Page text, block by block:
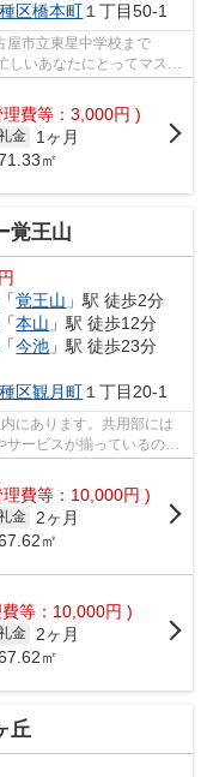
区橋本町１丁目50-1
屋市立東星中学校まで
しいあなたにとってマスト
理費等：3,000円 )
金
1ヶ月
㎡
覚王山
「覚王山 」駅 徒歩2分
「本山 」駅 徒歩12分
「今池 」駅 徒歩23分
区観月町 １丁目20-1
にあります。共用部には
サービスが揃っているので
理費等：10,000円 )
金
2ヶ月
㎡
等：10,000円 )
金
2ヶ月
㎡
丘